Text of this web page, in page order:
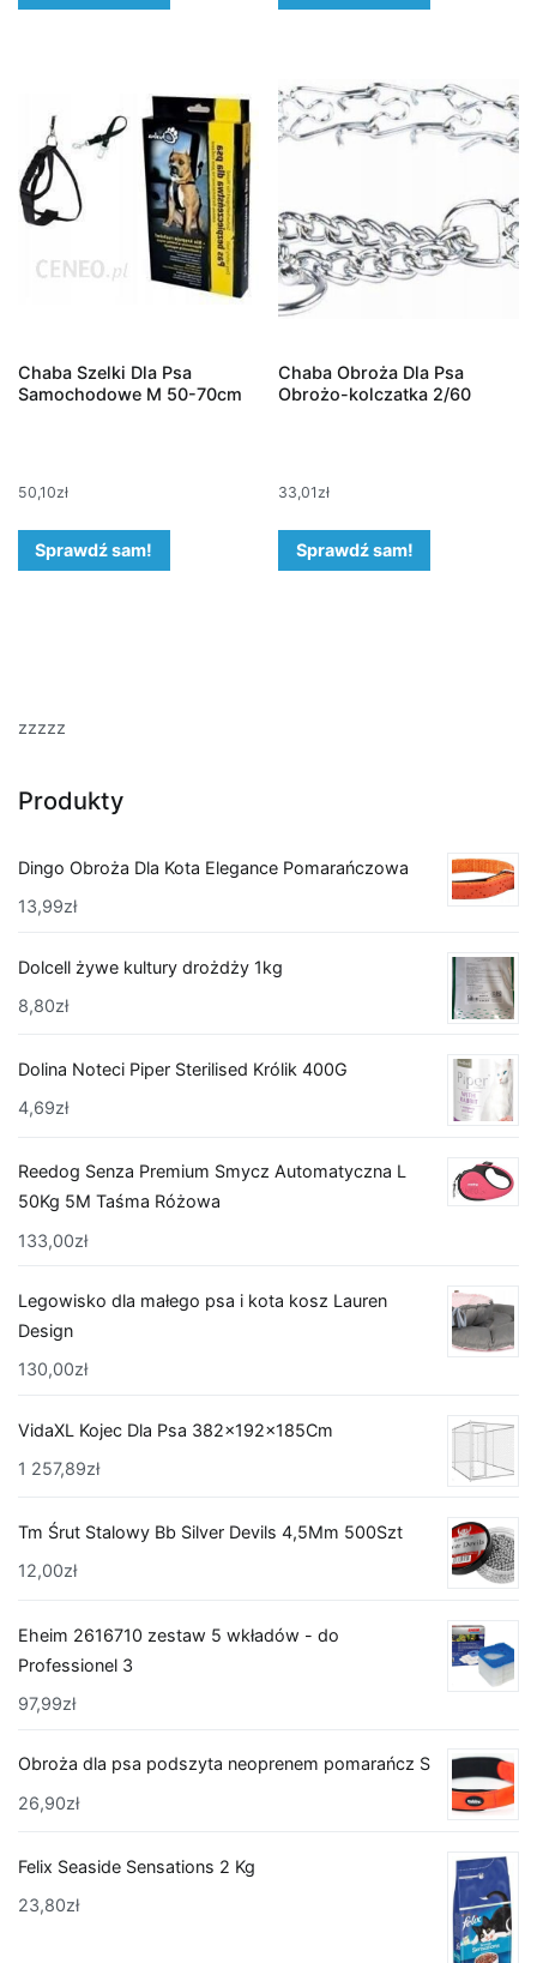
Chaba Szelki Dla Psa
Samochodowe M 50-70cm
50,10zł
Sprawdź sam!
Chaba Obroża Dla Psa
Obrożo-kolczatka 2/60
33,01 zł
Sprawdź sam!
zzzzz
Produkty
Dingo Obroża Dla Kota Elegance Pomarańczowa
13,99zł
Dolcell żywe kultury drożdży 1kg
8,80zł
Dolina Noteci Piper Sterilised Królik 400G
4,69zł
Reedog Senza Premium Smycz Automatyczna L
50Kg 5M Taśma Różowa
133,00zł
Legowisko dla małego psa i kota kosz Lauren
Design
130,00zł
VidaXL Kojec Dla Psa 382x192x185Cm
1 257,89zł
Tm Śrut Stalowy Bb Silver Devils 4,5Mm 500Szt
12,00zł
Eheim 2616710 zestaw 5 wkładów - do
Professionel 3
97,99zł
Obroża dla psa podszyta neoprenem pomarańcz S
26,90zł
Felix Seaside Sensations 2 Kg
23,80zł